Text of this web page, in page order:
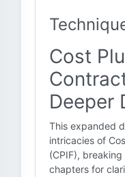
Cost
Deeper
This expanded
intricacies of
(CPIF),
chapters for